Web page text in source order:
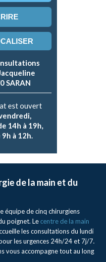
SARAN
est ouvert
14h à 19h,
à 12h.
de la main et du
équipe de cinq chirurgiens
poignet. Le centre de la main
les consultations du lundi
les urgences 24h/24 et 7j/7.
vous accompagne tout au long